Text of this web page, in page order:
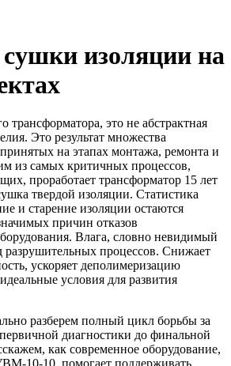
изоляции на
трансформатора, это не абстрактная
Это результат множества
на этапах монтажа, ремонта и
из самых критичных процессов,
проработает трансформатор 15 лет
твердой изоляции. Статистика
и старение изоляции остаются
причин отказов
Влага, словно невидимый
разрушительных процессов. Снижает
ускоряет деполимеризацию
условия для развития
разберем полный цикл борьбы за
диагностики до финальной
как современное оборудование,